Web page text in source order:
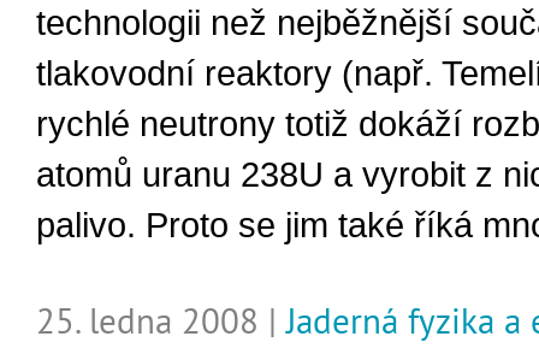
technologii než nejběžnější
tlakovodní reaktory (např.
rychlé neutrony totiž dokáží
atomů uranu 238U a vyrobit z
palivo. Proto se jim také říká
25. ledna 2008 |Jaderná fyzika a